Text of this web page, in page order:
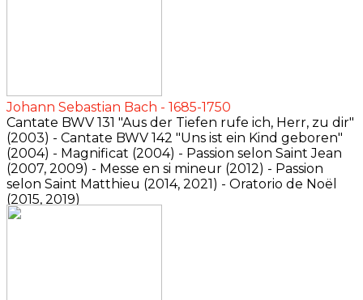
Johann Sebastian Bach - 1685-1750
Cantate BWV 131 "Aus der Tiefen rufe ich, Herr, zu dir"
(2003) - Cantate BWV 142 "Uns ist ein Kind geboren"
(2004) - Magnificat (2004) - Passion selon Saint Jean
(2007, 2009) - Messe en si mineur (2012) - Passion
selon Saint Matthieu (2014, 2021) - Oratorio de Noël
(2015, 2019)